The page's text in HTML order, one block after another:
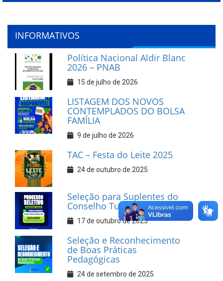
INFORMATIVOS
Política Nacional Aldir Blanc
2026 – PNAB
15 de julho de 2026
LISTAGEM DOS NOVOS
CONTEMPLADOS DO BOLSA
FAMÍLIA
9 de julho de 2026
TAC – Festa do Leite 2025
24 de outubro de 2025
Seleção para Suplentes do
Conselho Tutelar
17 de outubro de 2025
Seleção e Reconhecimento
de Boas Práticas
Pedagógicas
24 de setembro de 2025